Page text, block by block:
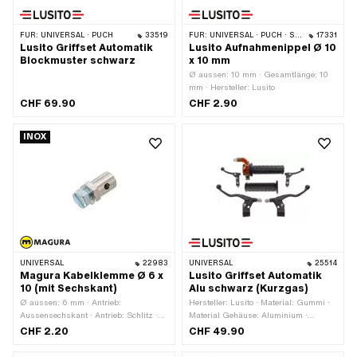
FÜR: UNIVERSAL · PUCH 33519
Lusito Griffset Automatik
Blockmuster schwarz
CHF 69.90
FÜR: UNIVERSAL · PUCH · SACHS · PONY / CILO (BETA 521 & 512) 17331
Lusito Aufnahmenippel Ø 10
x 10 mm
Ø aussen: 10 mm · Gesamtlänge: 10
mm · Hersteller: Lusito
CHF 2.90
INOX
UNIVERSAL 22983
Magura Kabelklemme Ø 6 x
10 (mit Sechskant)
Ø aussen: 6 mm · Antrieb:
Aussensechskant · Antrieb: Schlitz ·
Gesamtlänge: 10 mm · Gesamtlänge:
CHF 2.20
UNIVERSAL 25514
Lusito Griffset Automatik
Alu schwarz (Kurzgas)
Hersteller: Lusito · Material: Gummi ·
Material Gehäuse: Aluminium ·
Oberfläche: pulverbeschichtet ·
CHF 49.90